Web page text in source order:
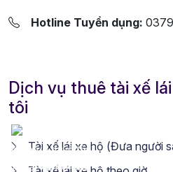
Hotline Tuyển dụng:
Dịch vụ thuê tài xế
tôi
Tài xế lái xe hộ (Đưa người